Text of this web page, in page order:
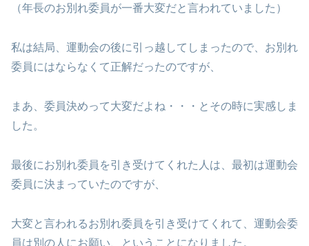
（年長のお別れ委員が一番大変だと言われていました）
私は結局、運動会の後に引っ越してしまったので、お別れ
委員にはならなくて正解だったのですが、
まあ、委員決めって大変だよね・・・とその時に実感しま
した。
最後にお別れ委員を引き受けてくれた人は、最初は運動会
委員に決まっていたのですが、
大変と言われるお別れ委員を引き受けてくれて、運動会委
員は別の人にお願い、ということになりました。